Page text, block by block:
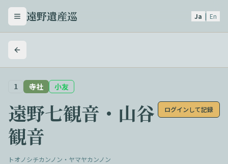
メニューを開く
遠野遺産巡 Ja | En
1 寺社 小友
遠野七観音・山谷
観音
ログインして記録
トオノシチカンノン・ヤマヤカンノン